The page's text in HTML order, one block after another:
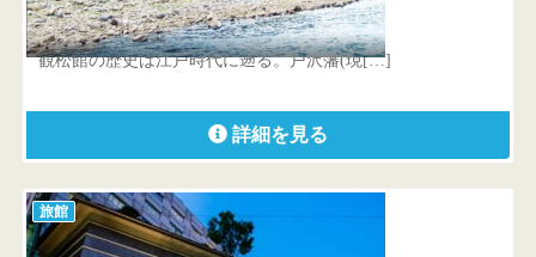
山形県 最上郡最上町瀬見温泉987
観松館の歴史は江戸時代に遡る。戸沢藩(現[…]
詳細を見る
旅館